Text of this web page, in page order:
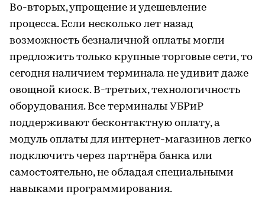
Во-вторых, упрощение и удешевление
процесса. Если несколько лет назад
возможность безналичной оплаты могли
предложить только крупные торговые сети, то
сегодня наличием терминала не удивит даже
овощной киоск. В-третьих, технологичность
оборудования. Все терминалы УБРиР
поддерживают бесконтактную оплату, а
модуль оплаты для интернет-магазинов легко
подключить через партнёра банка или
самостоятельно, не обладая специальными
навыками программирования.